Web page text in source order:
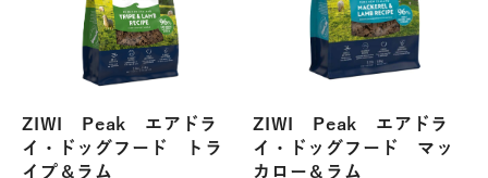
ZIWI Peak エアドラ
イ・ドッグフード トラ
イプ＆ラム
ZIWI Peak エアドラ
イ・ドッグフード マッ
カロー＆ラム